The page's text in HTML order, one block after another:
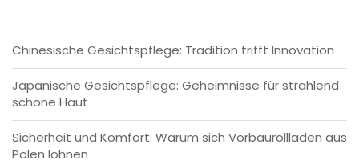
Chinesische Gesichtspflege: Tradition trifft Innovation
Japanische Gesichtspflege: Geheimnisse für strahlend
schöne Haut
Sicherheit und Komfort: Warum sich Vorbaurollladen aus
Polen lohnen